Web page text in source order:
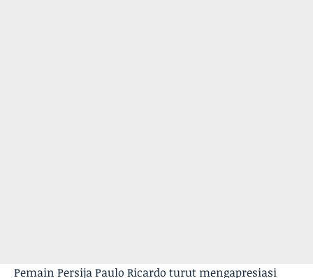
Pemain Persija Paulo Ricardo turut mengapresiasi